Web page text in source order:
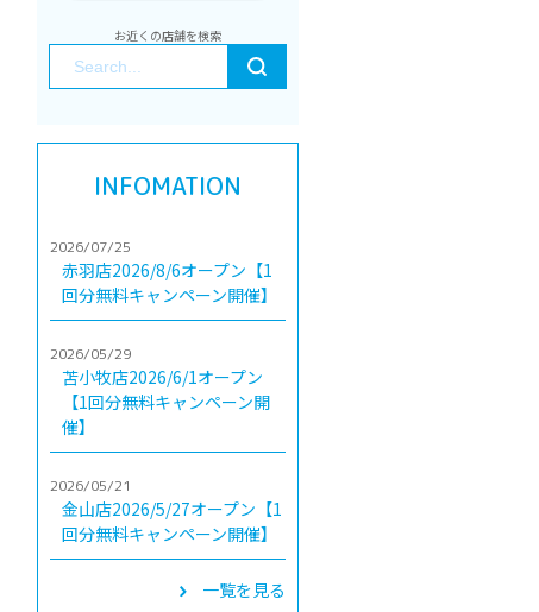
お近くの店舗を検索
INFOMATION
2026/07/25
赤羽店2026/8/6オープン【1
回分無料キャンペーン開催】
2026/05/29
苫小牧店2026/6/1オープン
【1回分無料キャンペーン開
催】
2026/05/21
金山店2026/5/27オープン【1
回分無料キャンペーン開催】
一覧を見る